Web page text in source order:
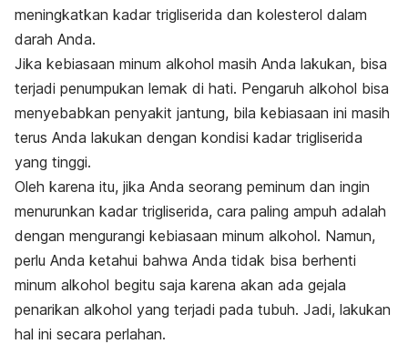
meningkatkan kadar trigliserida dan kolesterol dalam
darah Anda.
Jika kebiasaan minum alkohol masih Anda lakukan, bisa
terjadi penumpukan lemak di hati. Pengaruh alkohol bisa
menyebabkan penyakit jantung, bila kebiasaan ini masih
terus Anda lakukan dengan kondisi kadar trigliserida
yang tinggi.
Oleh karena itu, jika Anda seorang peminum dan ingin
menurunkan kadar trigliserida, cara paling ampuh adalah
dengan mengurangi kebiasaan minum alkohol. Namun,
perlu Anda ketahui bahwa Anda tidak bisa berhenti
minum alkohol begitu saja karena akan ada gejala
penarikan alkohol yang terjadi pada tubuh. Jadi, lakukan
hal ini secara perlahan.